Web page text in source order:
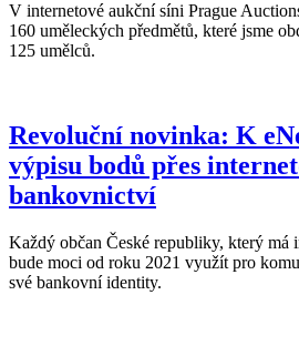
V internetové aukční síni Prague
160 uměleckých předmětů, které jsme
125 umělců.
Revoluční novinka: K
výpisu bodů přes
bankovnictví
Každý občan České republiky, který má
bude moci od roku 2021 využít pro
své bankovní identity.